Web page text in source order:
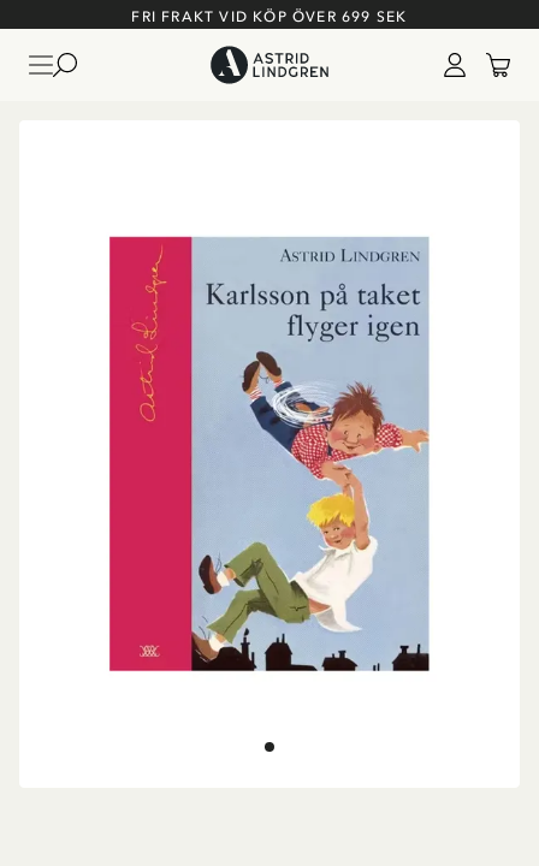
FRI FRAKT VID KÖP ÖVER 699 SEK